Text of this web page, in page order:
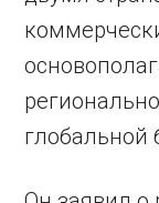
глобальной